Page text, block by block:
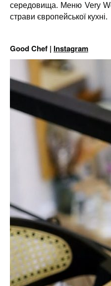
середовища. Меню Very
страви європейської кухні.
Good Chef | Instagram